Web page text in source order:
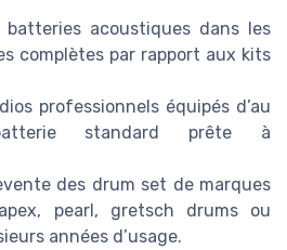
acoustiques dans les
complètes par rapport aux kits
professionnels équipés d’au
standard prête à
des drum set de marques
pearl, gretsch drums ou
années d’usage.